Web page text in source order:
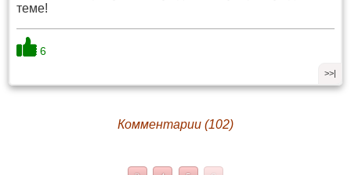
теме!
6
>>|
Комментарии (102)